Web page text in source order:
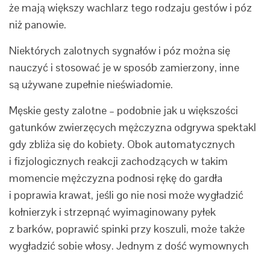
że mają większy wachlarz tego rodzaju gestów i póz
niż panowie.
Niektórych zalotnych sygnałów i póz można się
nauczyć i stosować je w sposób zamierzony, inne
są używane zupełnie nieświadomie.
Męskie gesty zalotne – podobnie jak u większości
gatunków zwierzęcych mężczyzna odgrywa spektakl
gdy zbliża się do kobiety. Obok automatycznych
i fizjologicznych reakcji zachodzących w takim
momencie mężczyzna podnosi rękę do gardła
i poprawia krawat, jeśli go nie nosi może wygładzić
kołnierzyk i strzepnąć wyimaginowany pyłek
z barków, poprawić spinki przy koszuli, może także
wygładzić sobie włosy. Jednym z dość wymownych